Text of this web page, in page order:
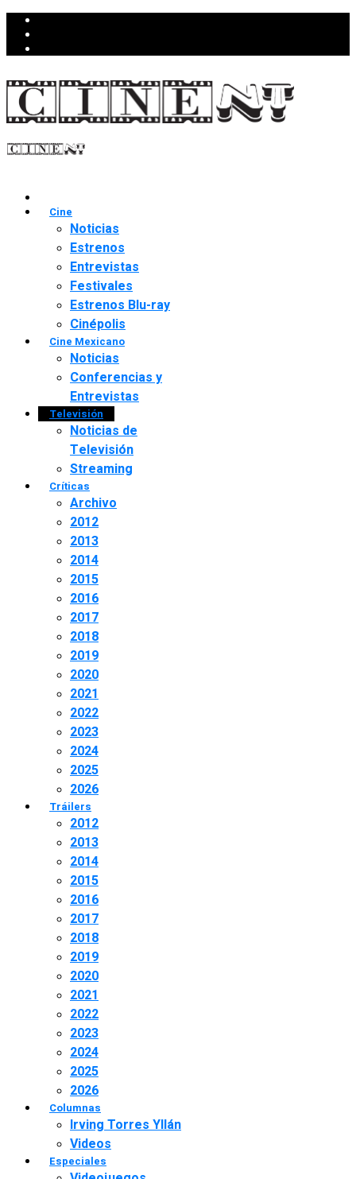
Cine
Noticias
Estrenos
Entrevistas
Festivales
Estrenos Blu-ray
Cinépolis
Cine Mexicano
Noticias
Conferencias y
Entrevistas
Televisión
Noticias de
Televisión
Streaming
Críticas
Archivo
2012
2013
2014
2015
2016
2017
2018
2019
2020
2021
2022
2023
2024
2025
2026
Tráilers
2012
2013
2014
2015
2016
2017
2018
2019
2020
2021
2022
2023
2024
2025
2026
Columnas
Irving Torres Yllán
Videos
Especiales